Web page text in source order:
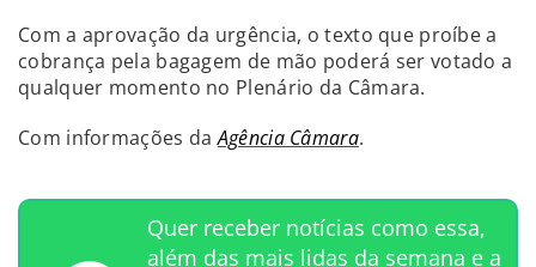
Com a aprovação da urgência, o texto que proíbe a
cobrança pela bagagem de mão poderá ser votado a
qualquer momento no Plenário da Câmara.
Com informações daAgência Câmara.
Quer receber notícias como essa,
além das mais lidas da semana e a